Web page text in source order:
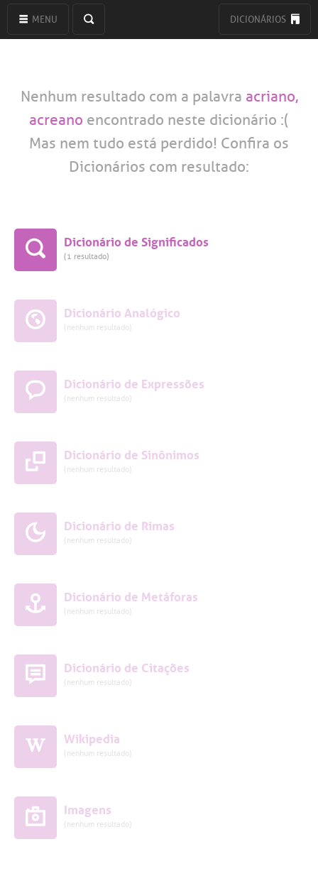
MENU DICIONÁRIOS
Nenhum resultado com a palavra acriano,
acreano encontrado neste dicionário :(
Mas nem tudo está perdido! Confira os
Dicionários com resultado:
Dicionário de Significados
(1 resultado)
Dicionário Analógico
(nenhum resultado)
Dicionário de Expressões
(nenhum resultado)
Dicionário de Sinônimos
(nenhum resultado)
Dicionário de Rimas
(nenhum resultado)
Dicionário de Metáforas
(nenhum resultado)
Dicionário de Citações
(nenhum resultado)
Wikipedia
(nenhum resultado)
Imagens
(nenhum resultado)